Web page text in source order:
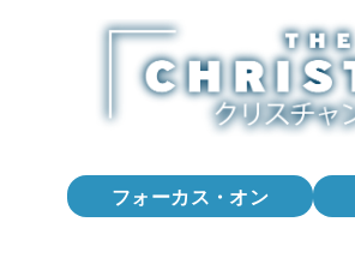
フォーカス・オン